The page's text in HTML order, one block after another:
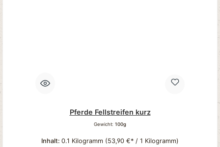
Pferde Fellstreifen kurz
Gewicht: 100g
Inhalt: 0.1 Kilogramm (53,90 €* / 1 Kilogramm)